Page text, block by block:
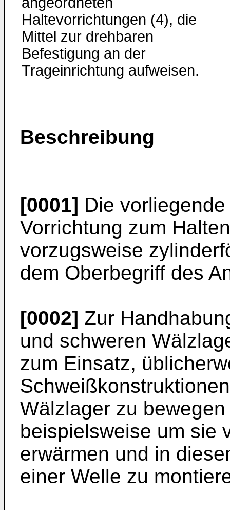
Haltevorrichtungen (4), die
Mittel zur drehbaren
Befestigung an der
Trageinrichtung aufweisen.
Beschreibung
[0001] Die
Vorrichtung zum
vorzugsweise
dem Oberbegriff des
[0002] Zur
und schweren
zum Einsatz,
Wälzlager zu
beispielsweise um sie
erwärmen und in
einer Welle zu